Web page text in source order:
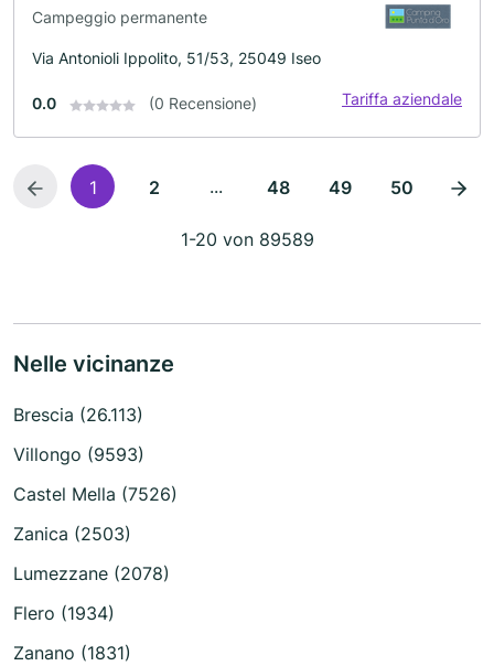
Campeggio permanente
Via Antonioli Ippolito, 51/53, 25049 Iseo
0.0 (0 Recensione) Tariffa aziendale
1 2 ... 48 49 50
1-20 von 89589
Nelle vicinanze
Brescia (26.113)
Villongo (9593)
Castel Mella (7526)
Zanica (2503)
Lumezzane (2078)
Flero (1934)
Zanano (1831)